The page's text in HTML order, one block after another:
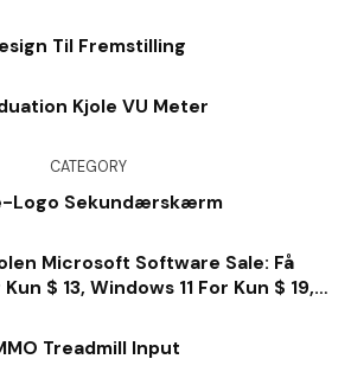
Til Fremstilling
Kjole VU Meter
CATEGORY
Logo Sekundærskærm
Microsoft Software Sale: Få
$ 13, Windows 11 For Kun $ 19,
Treadmill Input